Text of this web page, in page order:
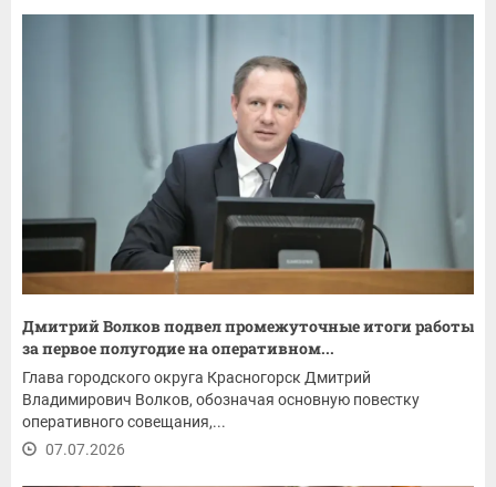
Дмитрий Волков подвел промежуточные итоги работы
за первое полугодие на оперативном...
Глава городского округа Красногорск Дмитрий
Владимирович Волков, обозначая основную повестку
оперативного совещания,...
07.07.2026